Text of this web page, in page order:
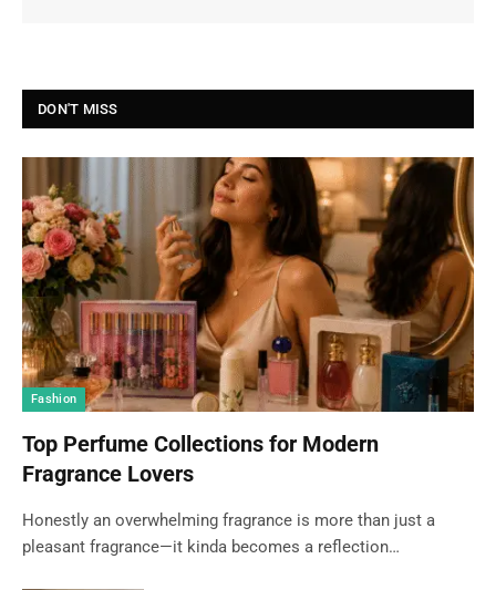
DON'T MISS
Fashion
Top Perfume Collections for Modern
Fragrance Lovers
Honestly an overwhelming fragrance is more than just a
pleasant fragrance—it kinda becomes a reflection…